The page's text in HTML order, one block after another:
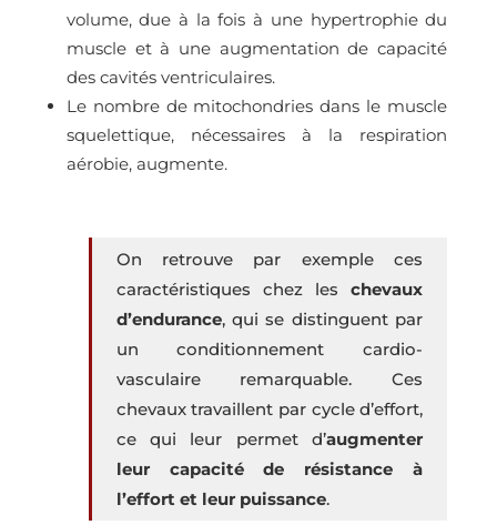
volume, due à la fois à une hypertrophie du
muscle et à une augmentation de capacité
des cavités ventriculaires.
Le nombre de mitochondries dans le muscle
squelettique, nécessaires à la respiration
aérobie, augmente.
On retrouve par exemple ces
caractéristiques chez leschevaux
d’endurance, qui se distinguent par
un conditionnement cardio-
vasculaire remarquable. Ces
chevaux travaillent par cycle d’effort,
ce qui leur permet d’augmenter
leur capacité de résistance à
l’effort et leur puissance.